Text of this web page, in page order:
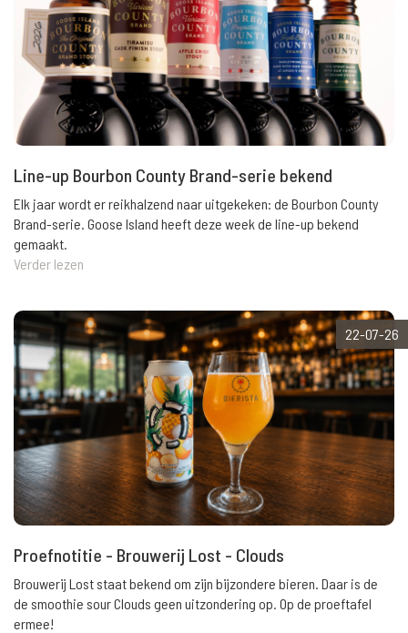
Line-up Bourbon County Brand-serie bekend
Elk jaar wordt er reikhalzend naar uitgekeken: de Bourbon County
Brand-serie. Goose Island heeft deze week de line-up bekend
gemaakt.
Verder lezen
22-07-26
Proefnotitie - Brouwerij Lost - Clouds
Brouwerij Lost staat bekend om zijn bijzondere bieren. Daar is de
de smoothie sour Clouds geen uitzondering op. Op de proeftafel
ermee!